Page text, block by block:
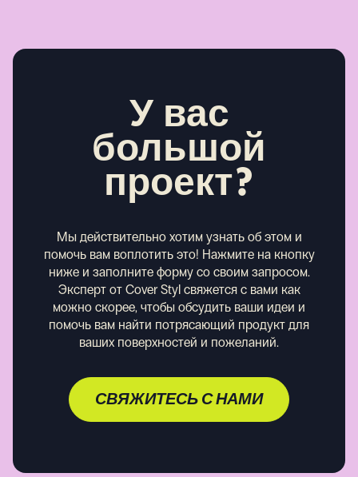
У вас
большой
проект?
Мы действительно хотим узнать об этом и
помочь вам воплотить это! Нажмите на кнопку
ниже и заполните форму со своим запросом.
Эксперт от Cover Styl свяжется с вами как
можно скорее, чтобы обсудить ваши идеи и
помочь вам найти потрясающий продукт для
ваших поверхностей и пожеланий.
СВЯЖИТЕСЬ С НАМИ